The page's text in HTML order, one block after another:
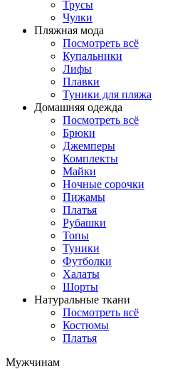
Трусы
Чулки
Пляжная мода
Посмотреть всё
Купальники
Лифы
Плавки
Туники для пляжа
Домашняя одежда
Посмотреть всё
Брюки
Джемперы
Комплекты
Майки
Ночные сорочки
Пижамы
Платья
Рубашки
Топы
Туники
Футболки
Халаты
Шорты
Натуральные ткани
Посмотреть всё
Костюмы
Платья
Мужчинам